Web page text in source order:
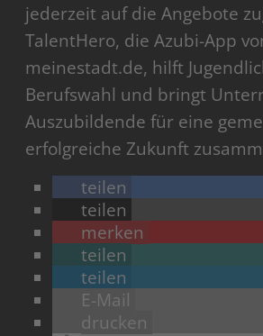
jederzeit auf die Angebote
TalentHero, die Azubi-App
meinestadt.de, hilft
Berufswahl und bringt
Auszubildende für eine
erfolgreiche Zukunft
teilen
teilen
merken
teilen
teilen
E-Mail
drucken